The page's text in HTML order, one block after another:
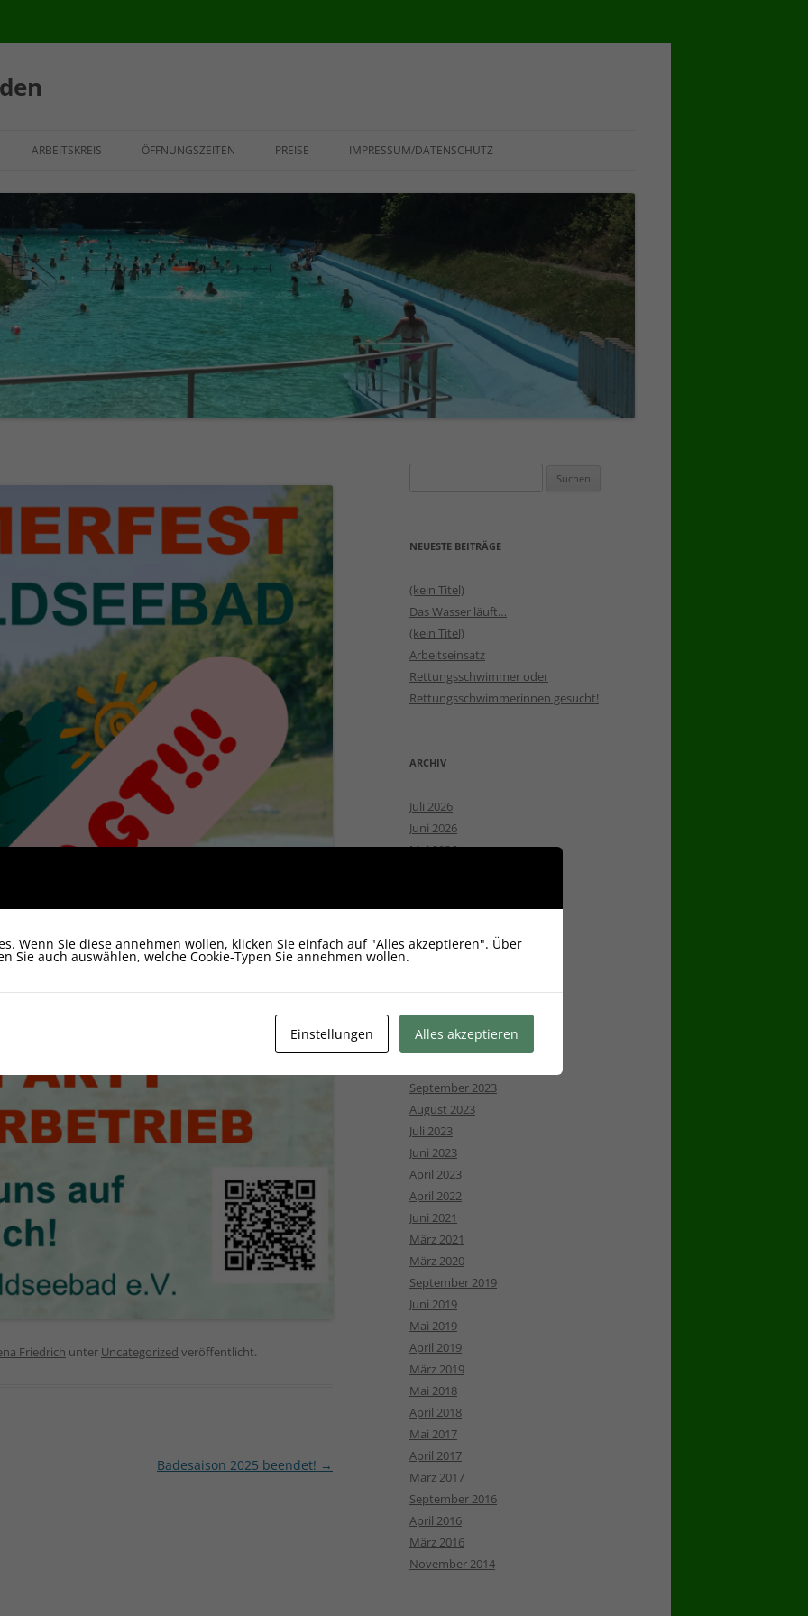
ARBEITSKREIS ÖFFNUNGSZEITEN PREISE IMPRESSUM/DATENSCHUTZ
Friedrich unter Uncategorized veröffentlicht.
Badesaison 2025 beendet! →
NEUESTE BEITRÄGE
(kein Titel)
Das Wasser läuft…
(kein Titel)
Arbeitseinsatz
Rettungsschwimmer oder
Rettungsschwimmerinnen gesucht!
ARCHIV
Juli 2026
Juni 2026
Mai 2026
August 2025
Juli 2025
Mai 2024
September 2023
August 2023
Juli 2023
Juni 2023
April 2023
April 2022
Juni 2021
März 2021
März 2020
September 2019
Juni 2019
Mai 2019
April 2019
März 2019
Mai 2018
April 2018
Mai 2017
April 2017
März 2017
September 2016
April 2016
März 2016
November 2014
Wenn Sie diese annehmen wollen, klicken Sie einfach auf "Alles akzeptieren". Über
Sie auch auswählen, welche Cookie-Typen Sie annehmen wollen.
Einstellungen Alles akzeptieren